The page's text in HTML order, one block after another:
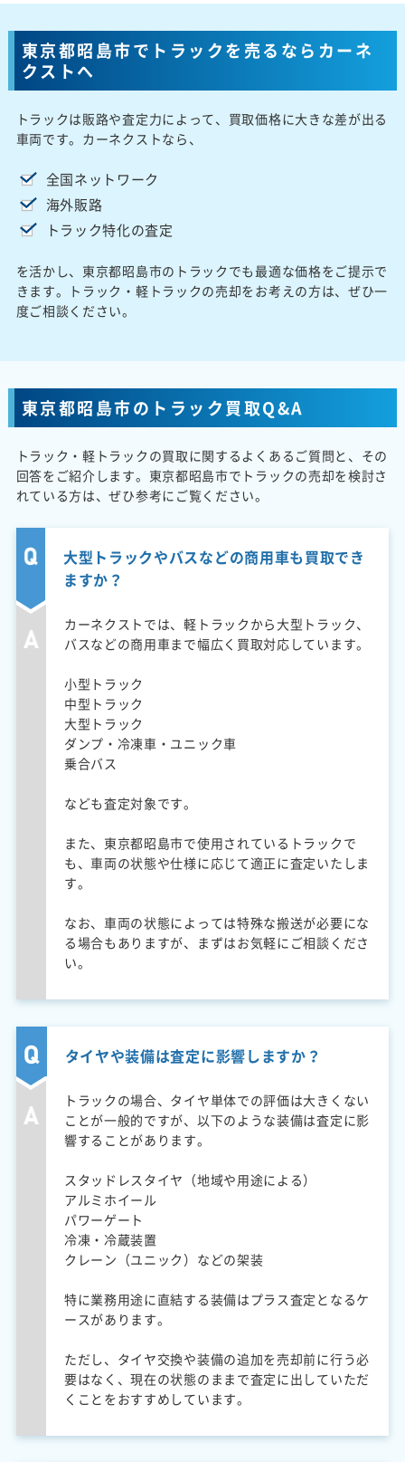
東京都昭島市でトラックを売るならカーネ
クストへ
トラックは販路や査定力によって、買取価格に大きな差が出る
車両です。カーネクストなら、
全国ネットワーク
海外販路
トラック特化の査定
を活かし、東京都昭島市のトラックでも最適な価格をご提示で
きます。トラック・軽トラックの売却をお考えの方は、ぜひ一
度ご相談ください。
東京都昭島市のトラック買取Q&A
トラック・軽トラックの買取に関するよくあるご質問と、その
回答をご紹介します。東京都昭島市でトラックの売却を検討さ
れている方は、ぜひ参考にご覧ください。
大型トラックやバスなどの商用車も買取でき
ますか？
カーネクストでは、軽トラックから大型トラック、
バスなどの商用車まで幅広く買取対応しています。
小型トラック
中型トラック
大型トラック
ダンプ・冷凍車・ユニック車
乗合バス
なども査定対象です。
また、東京都昭島市で使用されているトラックで
も、車両の状態や仕様に応じて適正に査定いたしま
す。
なお、車両の状態によっては特殊な搬送が必要にな
る場合もありますが、まずはお気軽にご相談くださ
い。
タイヤや装備は査定に影響しますか？
トラックの場合、タイヤ単体での評価は大きくない
ことが一般的ですが、以下のような装備は査定に影
響することがあります。
スタッドレスタイヤ（地域や用途による）
アルミホイール
パワーゲート
冷凍・冷蔵装置
クレーン（ユニック）などの架装
特に業務用途に直結する装備はプラス査定となるケ
ースがあります。
ただし、タイヤ交換や装備の追加を売却前に行う必
要はなく、現在の状態のままで査定に出していただ
くことをおすすめしています。